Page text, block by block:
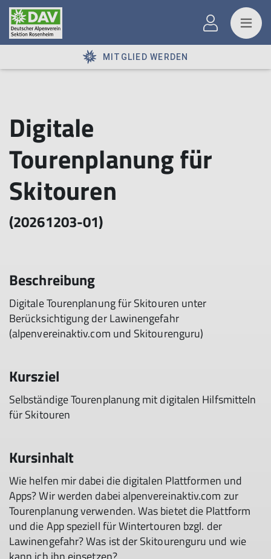
MITGLIED WERDEN
Digitale
Tourenplanung für
Skitouren
(20261203-01)
Beschreibung
Digitale Tourenplanung für Skitouren unter
Berücksichtigung der Lawinengefahr
(alpenvereinaktiv.com und Skitourenguru)
Kursziel
Selbständige Tourenplanung mit digitalen Hilfsmitteln
für Skitouren
Kursinhalt
Wie helfen mir dabei die digitalen Plattformen und
Apps? Wir werden dabei alpenvereinaktiv.com zur
Tourenplanung verwenden. Was bietet die Plattform
und die App speziell für Wintertouren bzgl. der
Lawinengefahr? Was ist der Skitourenguru und wie